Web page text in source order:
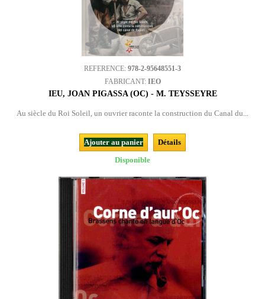
REFERENCE: 978-2-95648551-3
FABRICANT: IEO
IEU, JOAN PIGASSA (OC) - M. TEYSSEYRE
Au siècle du Roi Soleil, un ouvrier raconte la construction du Canal du...
Ajouter au panier
Détails
Disponible